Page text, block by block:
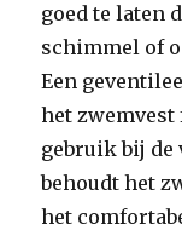
goed te laten
schimmel of
Een
het
gebruik bij de
behoudt het
het